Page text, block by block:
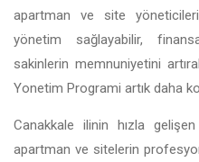
apartman ve site
yönetim sağlayabilir,
sakinlerin memnuniyetini
Yonetim Programi artık daha
Canakkale ilinin hızla
apartman ve sitelerin